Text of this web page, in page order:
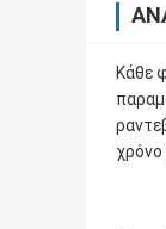
Κάθε
χρόνο